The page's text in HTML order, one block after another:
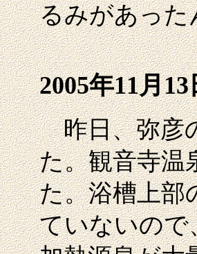
るみがあった
2005年11月13
昨日、弥彦
た。観音寺温
た。浴槽上部
ていないので